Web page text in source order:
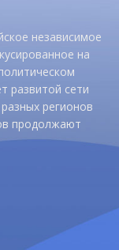
независимое
на
развитой сети
регионов
продолжают